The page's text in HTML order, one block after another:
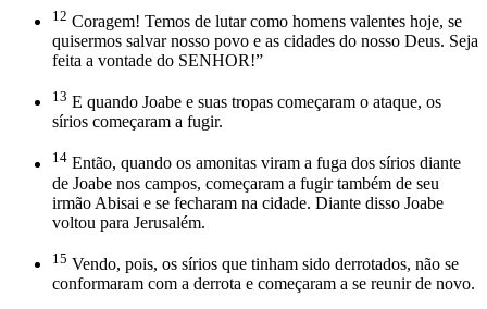
12 Coragem! Temos de lutar como homens valentes hoje, se
quisermos salvar nosso povo e as cidades do nosso Deus. Seja
feita a vontade do SENHOR!”
13 E quando Joabe e suas tropas começaram o ataque, os
sírios começaram a fugir.
14 Então, quando os amonitas viram a fuga dos sírios diante
de Joabe nos campos, começaram a fugir também de seu
irmão Abisai e se fecharam na cidade. Diante disso Joabe
voltou para Jerusalém.
15 Vendo, pois, os sírios que tinham sido derrotados, não se
conformaram com a derrota e começaram a se reunir de novo.